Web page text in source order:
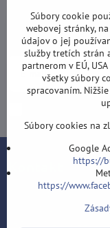
Chcem sa
Šípky-obchod.sk
Súbory cookie
webovej stránky,
údajov o jej
služby tretích strán
partnerom v EÚ,
všetky súbory
spracovaním.
Súbory cookies na
Google
https://
https://